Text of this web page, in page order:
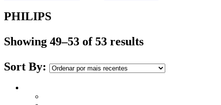
PHILIPS
Showing 49–53 of 53 results
Sort By: